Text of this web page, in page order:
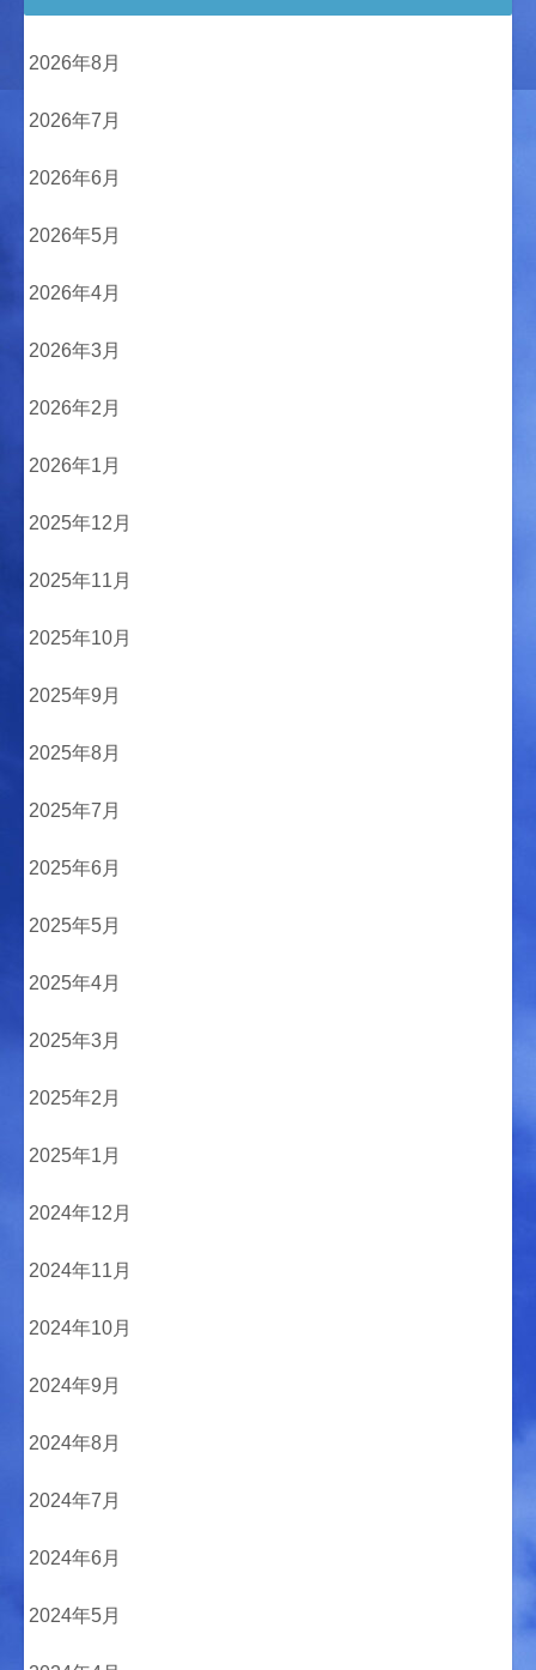
2026年8月
2026年7月
2026年6月
2026年5月
2026年4月
2026年3月
2026年2月
2026年1月
2025年12月
2025年11月
2025年10月
2025年9月
2025年8月
2025年7月
2025年6月
2025年5月
2025年4月
2025年3月
2025年2月
2025年1月
2024年12月
2024年11月
2024年10月
2024年9月
2024年8月
2024年7月
2024年6月
2024年5月